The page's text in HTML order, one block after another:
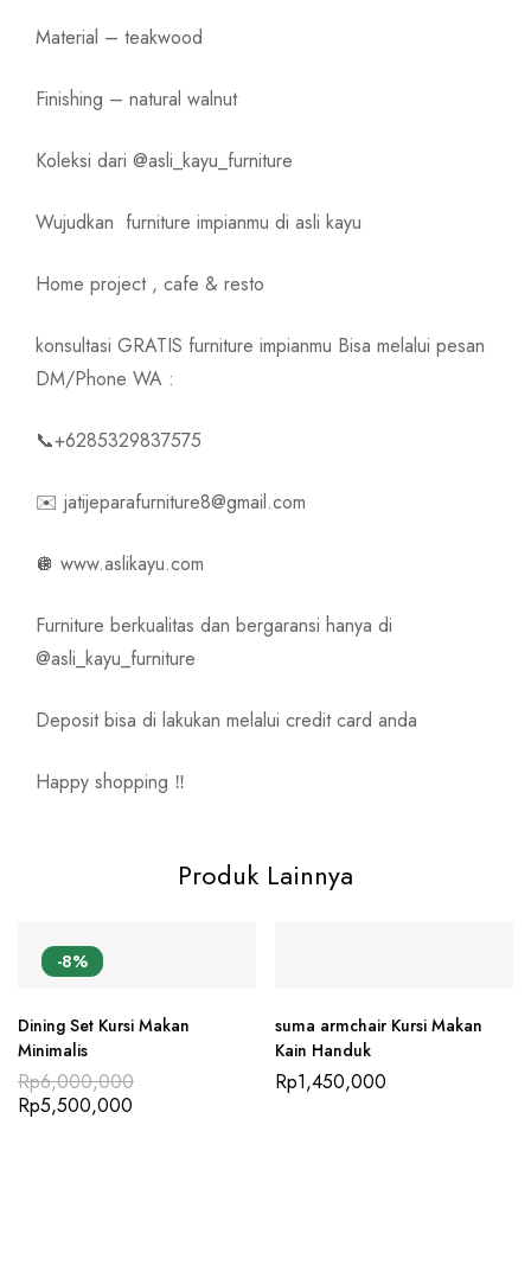
Material – teakwood
Finishing – natural walnut
Koleksi dari @asli_kayu_furniture
Wujudkan furniture impianmu di asli kayu
Home project , cafe & resto
konsultasi GRATIS furniture impianmu Bisa melalui pesan
DM/Phone WA :
📞+6285329837575
✉️ jatijeparafurniture8@gmail.com
🪩 www.aslikayu.com
Furniture berkualitas dan bergaransi hanya di
@asli_kayu_furniture
Deposit bisa di lakukan melalui credit card anda
Happy shopping ‼️
Produk Lainnya
-8%
Dining Set Kursi Makan
Minimalis
Rp6,000,000
Rp5,500,000
suma armchair Kursi Makan
Kain Handuk
Rp1,450,000